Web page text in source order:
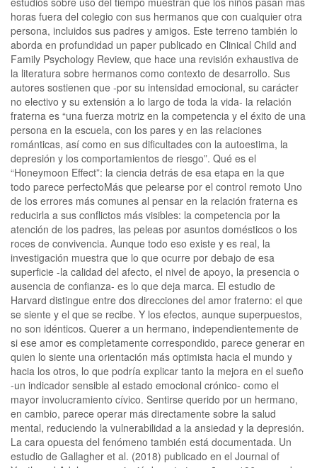
horas fuera del colegio con sus hermanos que con cualquier otra
persona, incluidos sus padres y amigos. Este terreno también lo
aborda en profundidad un paper publicado en Clinical Child and
Family Psychology Review, que hace una revisión exhaustiva de
la literatura sobre hermanos como contexto de desarrollo. Sus
autores sostienen que -por su intensidad emocional, su carácter
no electivo y su extensión a lo largo de toda la vida- la relación
fraterna es “una fuerza motriz en la competencia y el éxito de una
persona en la escuela, con los pares y en las relaciones
románticas, así como en sus dificultades con la autoestima, la
depresión y los comportamientos de riesgo”. Qué es el
“Honeymoon Effect”: la ciencia detrás de esa etapa en la que
todo parece perfectoMás que pelearse por el control remoto Uno
de los errores más comunes al pensar en la relación fraterna es
reducirla a sus conflictos más visibles: la competencia por la
atención de los padres, las peleas por asuntos domésticos o los
roces de convivencia. Aunque todo eso existe y es real, la
investigación muestra que lo que ocurre por debajo de esa
superficie -la calidad del afecto, el nivel de apoyo, la presencia o
ausencia de confianza- es lo que deja marca. El estudio de
Harvard distingue entre dos direcciones del amor fraterno: el que
se siente y el que se recibe. Y los efectos, aunque superpuestos,
no son idénticos. Querer a un hermano, independientemente de
si ese amor es completamente correspondido, parece generar en
quien lo siente una orientación más optimista hacia el mundo y
hacia los otros, lo que podría explicar tanto la mejora en el sueño
-un indicador sensible al estado emocional crónico- como el
mayor involucramiento cívico. Sentirse querido por un hermano,
en cambio, parece operar más directamente sobre la salud
mental, reduciendo la vulnerabilidad a la ansiedad y la depresión.
La cara opuesta del fenómeno también está documentada. Un
estudio de Gallagher et al. (2018) publicado en el Journal of